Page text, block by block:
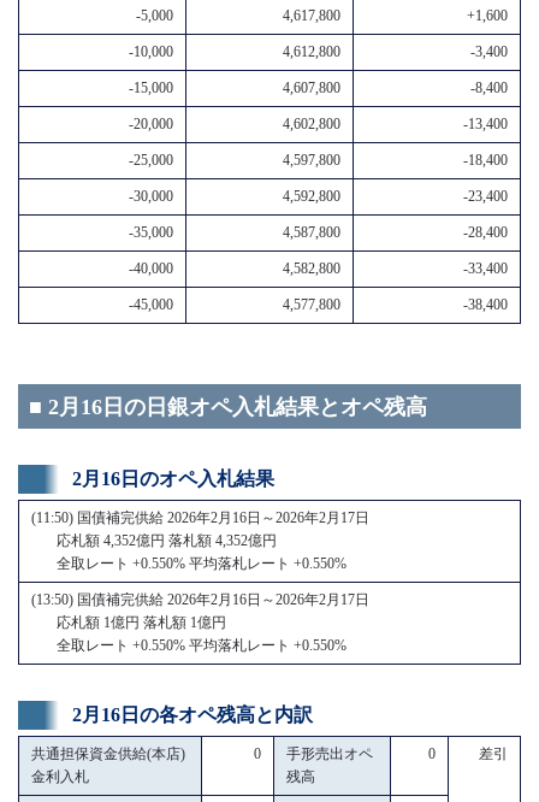
-5,000 4,617,800 +1,600
-10,000 4,612,800 -3,400
-15,000 4,607,800 -8,400
-20,000 4,602,800 -13,400
-25,000 4,597,800 -18,400
-30,000 4,592,800 -23,400
-35,000 4,587,800 -28,400
-40,000 4,582,800 -33,400
-45,000 4,577,800 -38,400
■ 2月16日の日銀オペ入札結果とオペ残高
2月16日のオペ入札結果
(11:50) 国債補完供給 2026年2月16日～2026年2月17日
応札額 4,352億円 落札額 4,352億円
全取レート +0.550% 平均落札レート +0.550%
(13:50) 国債補完供給 2026年2月16日～2026年2月17日
応札額 1億円 落札額 1億円
全取レート +0.550% 平均落札レート +0.550%
2月16日の各オペ残高と内訳
共通担保資金供給(本店)
金利入札
0
手形売出オペ
残高
0 差引